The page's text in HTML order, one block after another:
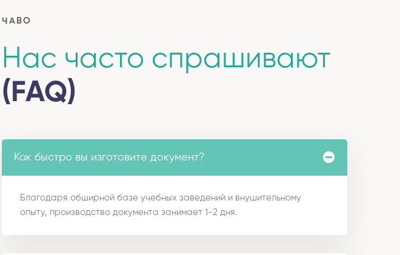
ЧАВО
Нас часто спрашивают
(FAQ)
Как быстро вы изготовите документ?
Благодаря обширной базе учебных заведений и внушительному
опыту, производство документа занимает 1-2 дня.